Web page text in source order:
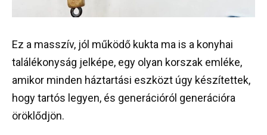
Ez a masszív, jól működő kukta ma is a konyhai
találékonyság jelképe, egy olyan korszak emléke,
amikor minden háztartási eszközt úgy készítettek,
hogy tartós legyen, és generációról generációra
öröklődjön.